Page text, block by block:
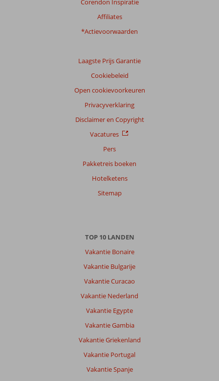
Corendon Inspiratie
Affiliates
*Actievoorwaarden
Laagste Prijs Garantie
Cookiebeleid
Open cookievoorkeuren
Privacyverklaring
Disclaimer en Copyright
Vacatures
Pers
Pakketreis boeken
Hotelketens
Sitemap
TOP 10 LANDEN
Vakantie Bonaire
Vakantie Bulgarije
Vakantie Curacao
Vakantie Nederland
Vakantie Egypte
Vakantie Gambia
Vakantie Griekenland
Vakantie Portugal
Vakantie Spanje